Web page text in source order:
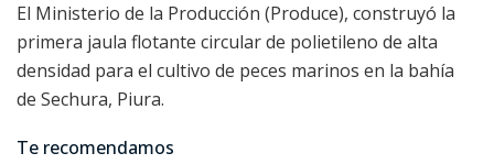
El Ministerio de la Producción (Produce), construyó la
primera jaula flotante circular de polietileno de alta
densidad para el cultivo de peces marinos en la bahía
de Sechura, Piura.
Te recomendamos